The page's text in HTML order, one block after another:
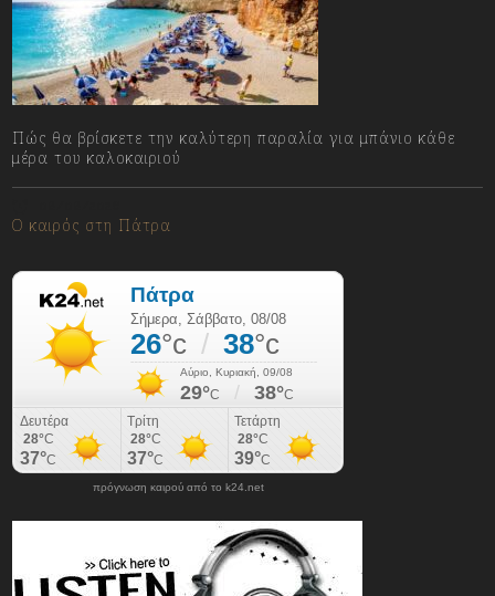
Πώς θα βρίσκετε την καλύτερη παραλία για μπάνιο κάθε
μέρα του καλοκαιριού
Ο καιρός στη Πάτρα
πρόγνωση καιρού από το k24.net